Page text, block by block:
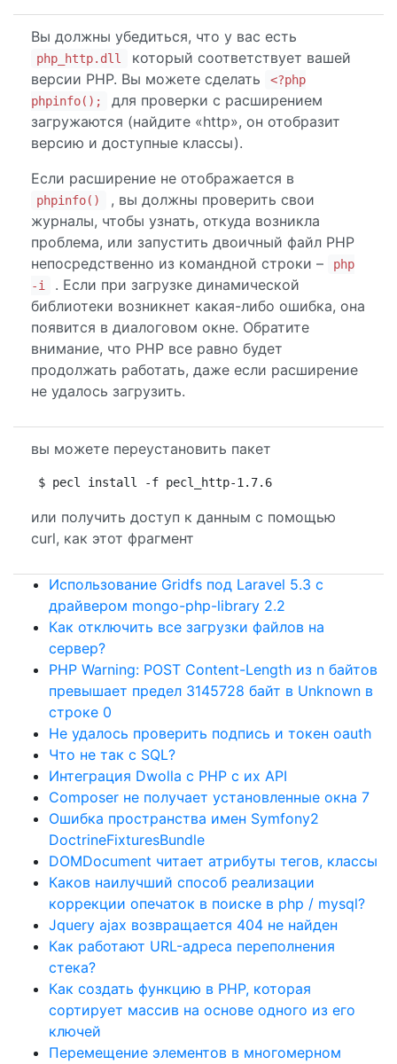
Вы должны убедиться, что у вас есть
php_http.dll
который соответствует вашей
версии PHP. Вы можете сделать
<?php
phpinfo();
для проверки с расширением
загружаются (найдите «http», он отобразит
версию и доступные классы).
Если расширение не отображается в
phpinfo()
, вы должны проверить свои
журналы, чтобы узнать, откуда возникла
проблема, или запустить двоичный файл PHP
непосредственно из командной строки –
php
-i
. Если при загрузке динамической
библиотеки возникнет какая-либо ошибка, она
появится в диалоговом окне. Обратите
внимание, что PHP все равно будет
продолжать работать, даже если расширение
не удалось загрузить.
вы можете переустановить пакет
$ pecl install -f pecl_http-1.7.6
или получить доступ к данным с помощью
curl, как этот фрагмент
Использование Gridfs под Laravel 5.3 с
драйвером mongo-php-library 2.2
Как отключить все загрузки файлов на
сервер?
PHP Warning: POST Content-Length из n байтов
превышает предел 3145728 байт в Unknown в
строке 0
Не удалось проверить подпись и токен oauth
Что не так с SQL?
Интеграция Dwolla с PHP с их API
Composer не получает установленные окна 7
Ошибка пространства имен Symfony2
DoctrineFixturesBundle
DOMDocument читает атрибуты тегов, классы
Каков наилучший способ реализации
коррекции опечаток в поиске в php / mysql?
Jquery ajax возвращается 404 не найден
Как работают URL-адреса переполнения
стека?
Как создать функцию в PHP, которая
сортирует массив на основе одного из его
ключей
Перемещение элементов в многомерном